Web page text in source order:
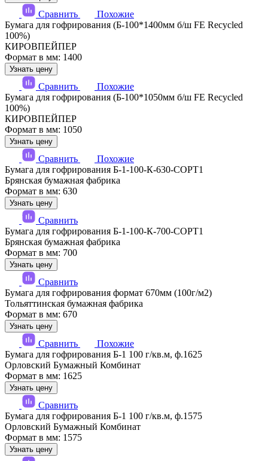
Сравнить
Похожие
Бумага для гофрирования (Б-100*1400мм б/ш FE Recycled
100%)
КИРОВПЕЙПЕР
Формат в мм: 1400
Узнать цену
Сравнить
Похожие
Бумага для гофрирования (Б-100*1050мм б/ш FE Recycled
100%)
КИРОВПЕЙПЕР
Формат в мм: 1050
Узнать цену
Сравнить
Похожие
Бумага для гофрирования Б-1-100-К-630-СОРТ1
Брянская бумажная фабрика
Формат в мм: 630
Узнать цену
Сравнить
Бумага для гофрирования Б-1-100-К-700-СОРТ1
Брянская бумажная фабрика
Формат в мм: 700
Узнать цену
Сравнить
Бумага для гофрирования формат 670мм (100г/м2)
Тольяттинская бумажная фабрика
Формат в мм: 670
Узнать цену
Сравнить
Похожие
Бумага для гофрирования Б-1 100 г/кв.м, ф.1625
Орловский Бумажный Комбинат
Формат в мм: 1625
Узнать цену
Сравнить
Бумага для гофрирования Б-1 100 г/кв.м, ф.1575
Орловский Бумажный Комбинат
Формат в мм: 1575
Узнать цену